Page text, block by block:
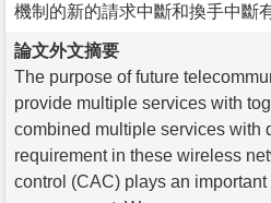
機制的新的請求中斷和換手中斷
論文外文摘要
The purpose of future
provide multiple services with
combined multiple services with
requirement in these wireless
control (CAC) plays an